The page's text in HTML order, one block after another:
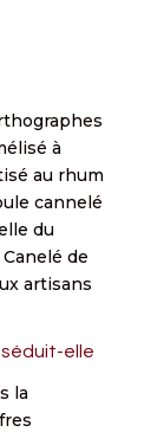
à
au rhum
cannelé
du
de
artisans
elle
la